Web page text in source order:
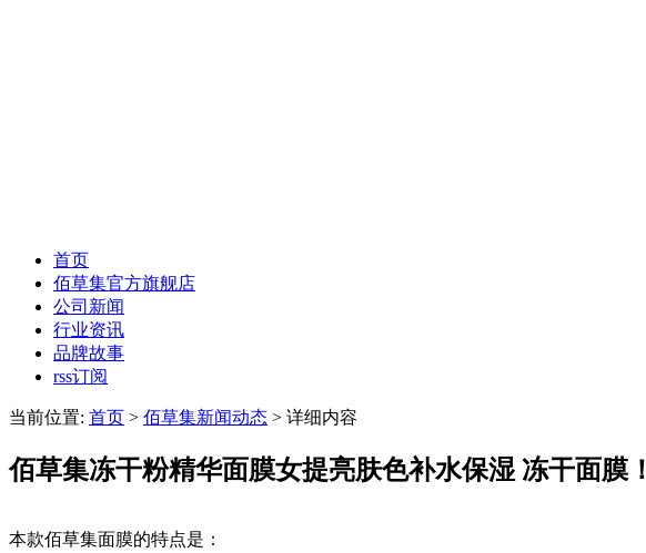
首页
佰草集官方旗舰店
公司新闻
行业资讯
品牌故事
rss订阅
当前位置: 首页 > 佰草集新闻动态 > 详细内容
佰草集冻干粉精华面膜女提亮肤色补水保湿 冻干面膜！
本款佰草集面膜的特点是：